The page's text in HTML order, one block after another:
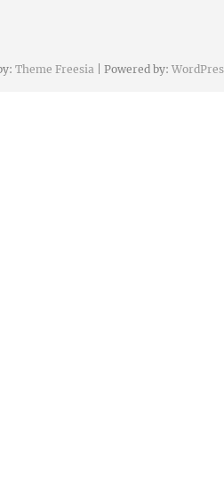
Theme Freesia | Powered by: